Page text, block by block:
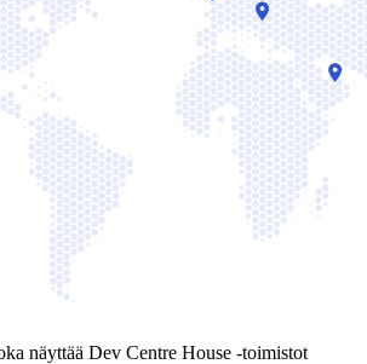
näyttää Dev Centre House -toimistot